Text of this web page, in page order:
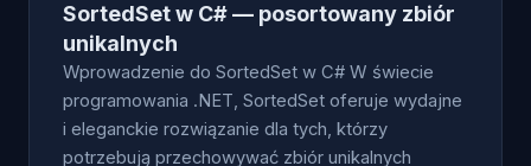
SortedSet w C# — posortowany zbiór
unikalnych
Wprowadzenie do SortedSet w C# W świecie
programowania .NET, SortedSet oferuje wydajne
i eleganckie rozwiązanie dla tych, którzy
potrzebują przechowywać zbiór unikalnych